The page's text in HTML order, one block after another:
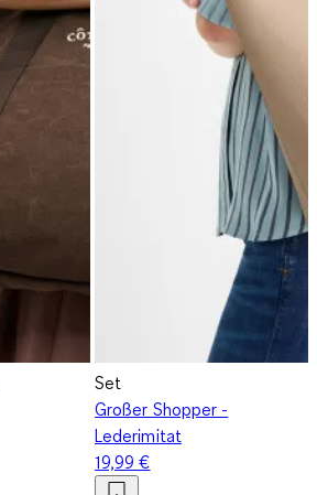
Set
Großer Shopper -
Lederimitat
19,99 €